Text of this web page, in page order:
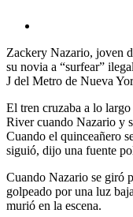
Zackery Nazario, joven
su novia a “surfear”
J del Metro de Nueva
El tren cruzaba a lo
River cuando Nazario y
Cuando el quinceañero
siguió, dijo una fuente
Cuando Nazario se giró
golpeado por una luz
murió en la escena.